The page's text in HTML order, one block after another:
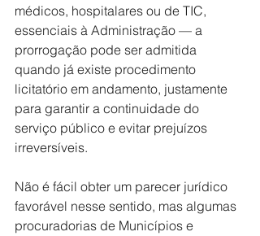
médicos, hospitalares ou de TIC,
essenciais à Administração — a
prorrogação pode ser admitida
quando já existe procedimento
licitatório em andamento, justamente
para garantir a continuidade do
serviço público e evitar prejuízos
irreversíveis.
Não é fácil obter um parecer jurídico
favorável nesse sentido, mas algumas
procuradorias de Municípios e